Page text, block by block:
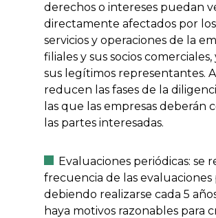
derechos o intereses puedan
directamente afectados por
servicios y operaciones de la
filiales y sus socios
sus legítimos representantes.
reducen las fases de la
las que las empresas deberán
las partes interesadas.
Evaluaciones periódicas: se
frecuencia de las evaluaciones
debiendo realizarse cada 5
haya motivos razonables para